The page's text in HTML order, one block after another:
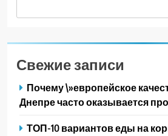
Свежие записи
Почему \»европейское
Днепре часто оказывается
ТОП-10 вариантов еды на